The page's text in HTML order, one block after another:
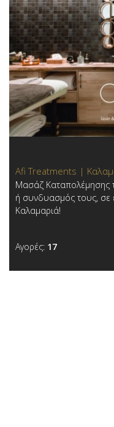
Afi Treatments |
Μασάζ Καταπολέμησης
ή συνδυασμός τους, σε
Καλαμαριά!
Αγορές: 17